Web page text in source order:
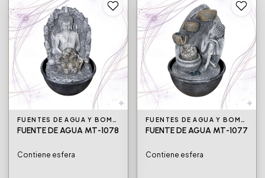
FUENTES DE AGUA Y BOMBAS DE AGUA
FUENTE DE AGUA MT-1078
Contiene esfera
FUENTES DE AGUA Y BOMBAS DE AGUA
FUENTE DE AGUA MT-1077
Contiene esfera